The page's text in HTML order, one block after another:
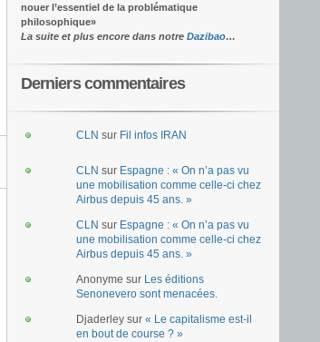
nouer l’essentiel de la problématique
philosophique»
La suite et plus encore dans notre Dazibao…
Derniers commentaires
CLN sur Fil infos IRAN
CLN sur Espagne : « On n’a pas vu
une mobilisation comme celle-ci chez
Airbus depuis 45 ans. »
CLN sur Espagne : « On n’a pas vu
une mobilisation comme celle-ci chez
Airbus depuis 45 ans. »
Anonyme sur Les éditions
Senonevero sont menacées.
Djaderley sur « Le capitalisme est-il
en bout de course ? »